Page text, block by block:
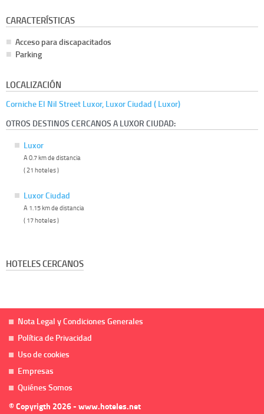
CARACTERÍSTICAS
Acceso para discapacitados
Parking
LOCALIZACIÓN
Corniche El Nil Street Luxor, Luxor Ciudad ( Luxor)
OTROS DESTINOS CERCANOS A LUXOR CIUDAD:
Luxor
A 0.7 km de distancia
( 21 hoteles )
Luxor Ciudad
A 1.15 km de distancia
( 17 hoteles )
HOTELES CERCANOS
Nota Legal y Condiciones Generales
Política de Privacidad
Uso de cookies
Empresas
Quiénes Somos
© Copyrigth 2026 - www.hoteles.net